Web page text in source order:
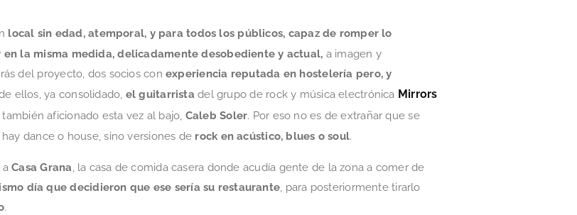
local sin edad, atemporal, y para todos los públicos, capaz de romper lo
la misma medida, delicadamente desobediente y actual, a imagen y
del proyecto, dos socios conexperiencia reputada en hostelería pero, y
ellos, ya consolidado, el guitarristadel grupo de rock y música electrónica Mirrors
aficionado esta vez al bajo, Caleb Soler. Por eso no es de extrañar que se
dance o house, sino versiones de rock en acústico, blues o soul.
aCasa Grana, la casa de comida casera donde acudía gente de la zona a comer de
día que decidieron que ese sería su restaurante, para posteriormente tirarlo
.